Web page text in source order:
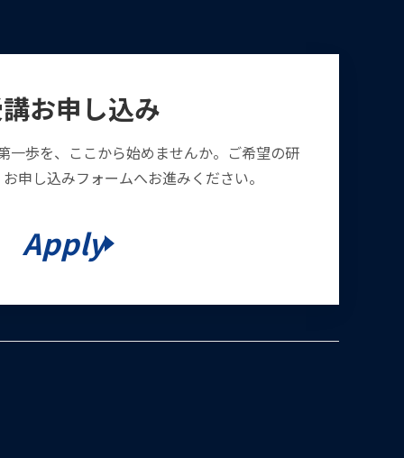
お申し込み
一歩を、ここから始めませんか。ご希望の研
申し込みフォームへお進みください。
Apply